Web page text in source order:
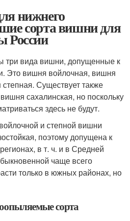
нижнего
сорта вишни для
России
три вида вишни, допущенные к
Это вишня войлочная, вишня
Существует также
сахалинская, но поскольку
здесь не будут.
и степной вишни
поэтому допущена к
в т. ч. и в Средней
чаще всего
только в южных районах, но
сорта